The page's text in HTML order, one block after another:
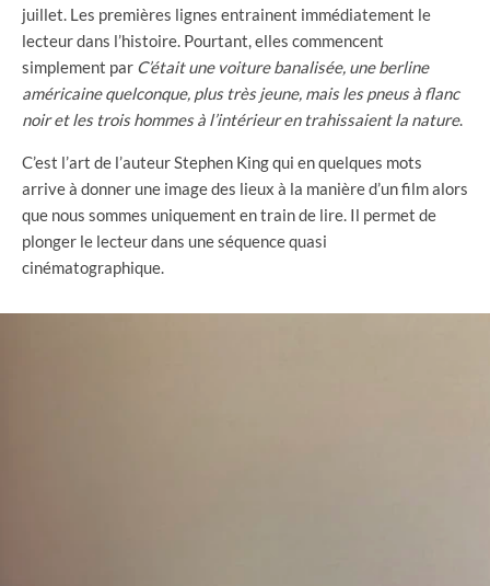
juillet. Les premières lignes entrainent immédiatement le
lecteur dans l’histoire. Pourtant, elles commencent
simplement par C’était une voiture banalisée, une berline
américaine quelconque, plus très jeune, mais les pneus à flanc
noir et les trois hommes à l’intérieur en trahissaient la nature.
C’est l’art de l’auteur Stephen King qui en quelques mots
arrive à donner une image des lieux à la manière d’un film alors
que nous sommes uniquement en train de lire. Il permet de
plonger le lecteur dans une séquence quasi
cinématographique.